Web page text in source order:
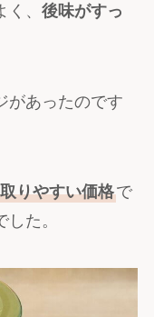
、 後味がすっ
があったのです
りやすい価格で
た。